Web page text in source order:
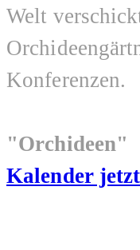
Welt
Konferenzen.
"Orchideen"
Kalender